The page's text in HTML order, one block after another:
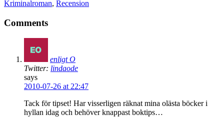
Kriminalroman, Recension
Comments
enligt O
Twitter: lindaode
says
2010-07-26 at 22:47
Tack för tipset! Har visserligen räknat mina olästa böcker i
hyllan idag och behöver knappast boktips…